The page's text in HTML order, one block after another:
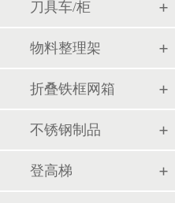
刀具车/柜
物料整理架
折叠铁框网箱
不锈钢制品
登高梯